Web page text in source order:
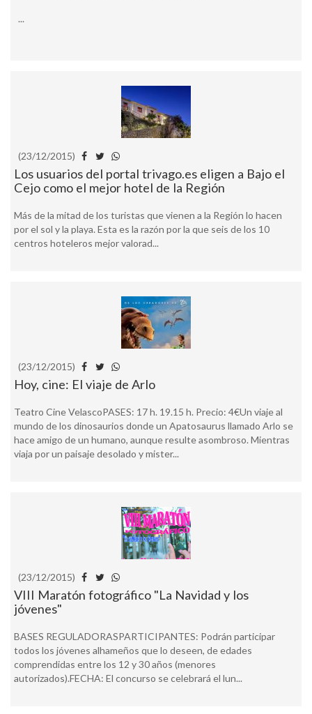
...
(23/12/2015)
Los usuarios del portal trivago.es eligen a Bajo el
Cejo como el mejor hotel de la Región
Más de la mitad de los turistas que vienen a la Región lo hacen
por el sol y la playa. Esta es la razón por la que seis de los 10
centros hoteleros mejor valorad...
(23/12/2015)
Hoy, cine: El viaje de Arlo
Teatro Cine VelascoPASES: 17 h. 19.15 h. Precio: 4€Un viaje al
mundo de los dinosaurios donde un Apatosaurus llamado Arlo se
hace amigo de un humano, aunque resulte asombroso. Mientras
viaja por un paisaje desolado y mister...
(23/12/2015)
VIII Maratón fotográfico "La Navidad y los
jóvenes"
BASES REGULADORASPARTICIPANTES: Podrán participar
todos los jóvenes alhameños que lo deseen, de edades
comprendidas entre los 12 y 30 años (menores
autorizados).FECHA: El concurso se celebrará el lun...